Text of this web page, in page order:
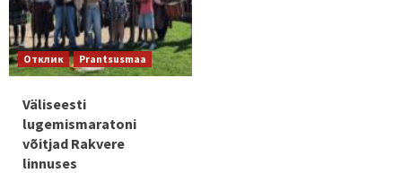
Отклик Prantsusmaa
Väliseesti
lugemismaratoni
võitjad Rakvere
linnuses